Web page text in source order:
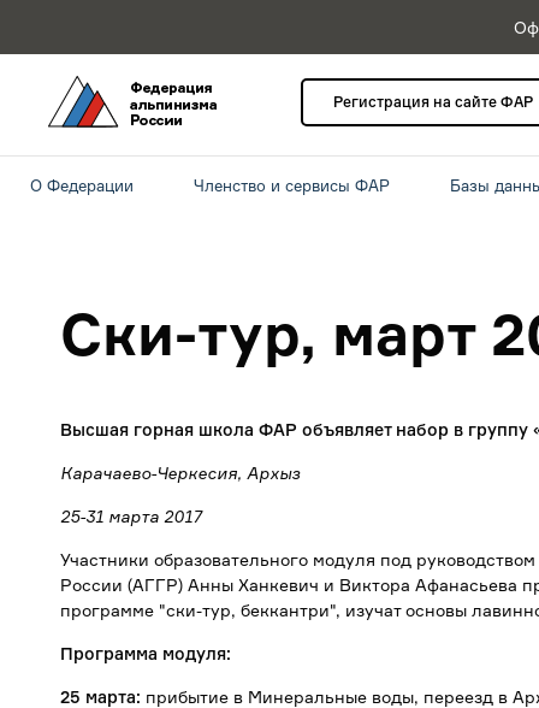
Регистрация на сайте ФАР
О Федерации Членство и сервисы ФАР Базы
Ски-тур, март
Высшая горная школа ФАР объявляет набор в
Карачаево-Черкесия, Архыз
25-31 марта 2017
Участники образовательного модуля под
России (АГГР) Анны Ханкевич и Виктора Афанасьева
программе "ски-тур, беккантри", изучат основы
Программа модуля:
25 марта: прибытие в Минеральные воды, переезд в